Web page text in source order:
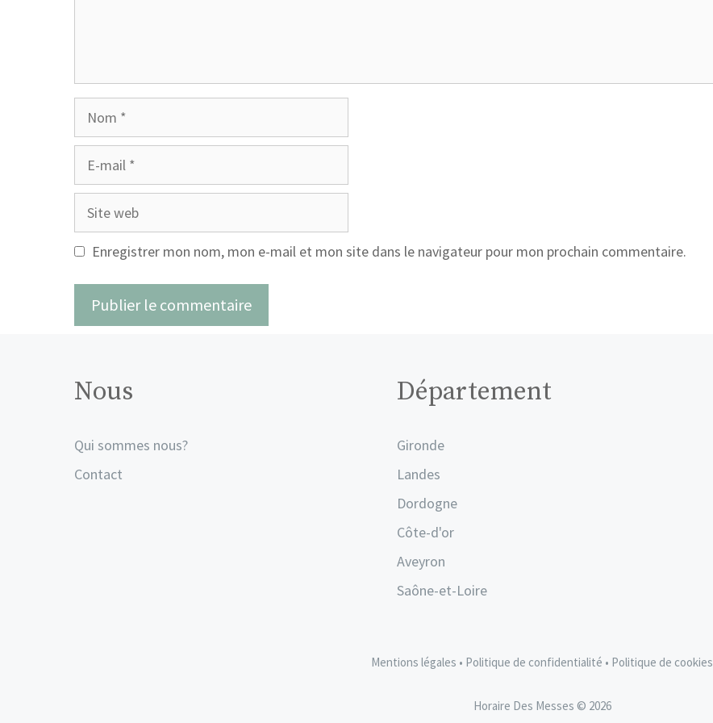
Site
Enregistrer mon nom, mon e-mail et mon site dans le navigateur pour mon prochain commentaire.
Nous
Qui sommes nous?
Contact
Département
Gironde
Landes
Dordogne
Côte-d'or
Aveyron
Saône-et-Loire
Mentions légales • Politique de confidentialité • Politique de cookies
Horaire Des Messes © 2026